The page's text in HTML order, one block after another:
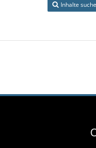
Inhalte